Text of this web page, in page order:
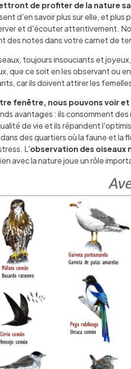
de profiter de la nature
d'en savoir plus sur elle, et plus
et d'écouter attentivement.
des notes dans votre carnet de
toujours insouciants et
que ce soit en les observant ou
car ils doivent attirer les
fenêtre, nous pouvons voir
avantages : ils consomment
de vie et ils répandent
des quartiers où la faune et la
L'observation des oiseaux
avec la nature joue un rôle